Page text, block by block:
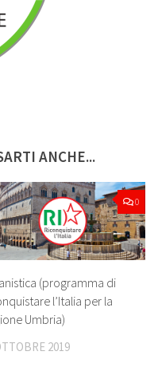
ANCHE...
0
(programma di
l’Italia per la
Umbria)
2019